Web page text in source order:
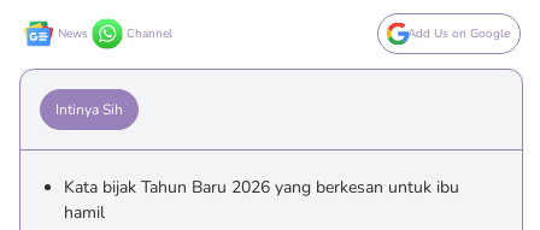
News Channel Add Us on Google
Intinya Sih
Kata bijak Tahun Baru 2026 yang berkesan untuk ibu
hamil